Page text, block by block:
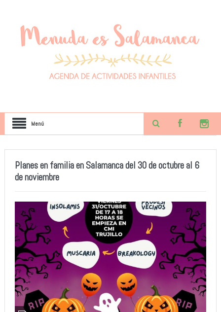
Menú
Planes en familia en Salamanca del 30 de octubre al 6
de noviembre